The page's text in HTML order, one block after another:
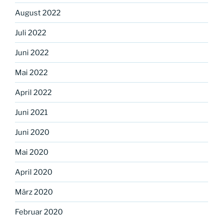
August 2022
Juli 2022
Juni 2022
Mai 2022
April 2022
Juni 2021
Juni 2020
Mai 2020
April 2020
März 2020
Februar 2020